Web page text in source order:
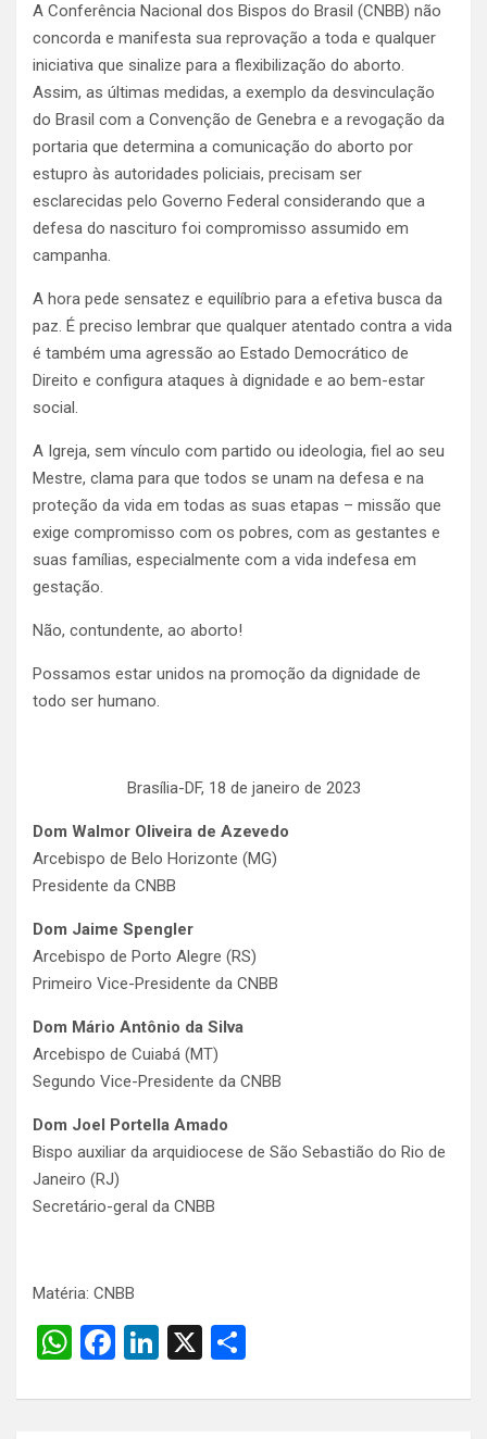
A Conferência Nacional dos Bispos do Brasil (CNBB) não
concorda e manifesta sua reprovação a toda e qualquer
iniciativa que sinalize para a flexibilização do aborto.
Assim, as últimas medidas, a exemplo da desvinculação
do Brasil com a Convenção de Genebra e a revogação da
portaria que determina a comunicação do aborto por
estupro às autoridades policiais, precisam ser
esclarecidas pelo Governo Federal considerando que a
defesa do nascituro foi compromisso assumido em
campanha.
A hora pede sensatez e equilíbrio para a efetiva busca da
paz. É preciso lembrar que qualquer atentado contra a vida
é também uma agressão ao Estado Democrático de
Direito e configura ataques à dignidade e ao bem-estar
social.
A Igreja, sem vínculo com partido ou ideologia, fiel ao seu
Mestre, clama para que todos se unam na defesa e na
proteção da vida em todas as suas etapas – missão que
exige compromisso com os pobres, com as gestantes e
suas famílias, especialmente com a vida indefesa em
gestação.
Não, contundente, ao aborto!
Possamos estar unidos na promoção da dignidade de
todo ser humano.
Brasília-DF, 18 de janeiro de 2023
Dom Walmor Oliveira de Azevedo
Arcebispo de Belo Horizonte (MG)
Presidente da CNBB
Dom Jaime Spengler
Arcebispo de Porto Alegre (RS)
Primeiro Vice-Presidente da CNBB
Dom Mário Antônio da Silva
Arcebispo de Cuiabá (MT)
Segundo Vice-Presidente da CNBB
Dom Joel Portella Amado
Bispo auxiliar da arquidiocese de São Sebastião do Rio de
Janeiro (RJ)
Secretário-geral da CNBB
Matéria: CNBB
W
at
F
ce
Li
ke
X
ar